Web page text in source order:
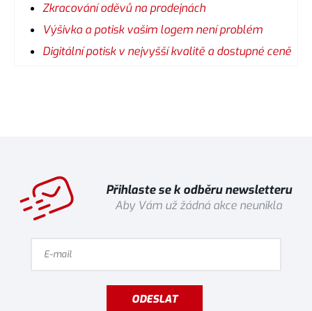
Zkracování oděvů na prodejnách
Výšivka a potisk vašim logem není problém
Digitální potisk v nejvyšší kvalitě a dostupné ceně
Přihlaste se k odběru newsletteru
Aby Vám už žádná akce neunikla
ODESLAT